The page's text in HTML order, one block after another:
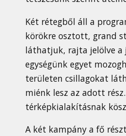
Két rétegből áll a
körökre osztott, grand
láthatjuk, rajta jelölve a
egységünk egyet
területen csillagokat
miénk lesz az adott
térképkialakításnak
A két kampány a fő